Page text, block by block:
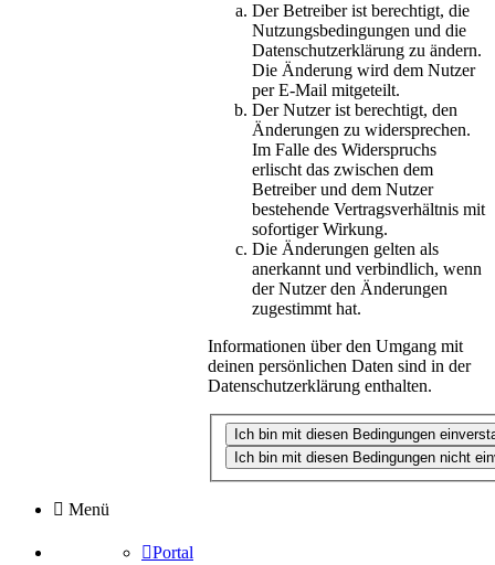
Der Betreiber ist berechtigt, die
Nutzungsbedingungen und die
Datenschutzerklärung zu ändern.
Die Änderung wird dem Nutzer
per E-Mail mitgeteilt.
Der Nutzer ist berechtigt, den
Änderungen zu widersprechen.
Im Falle des Widerspruchs
erlischt das zwischen dem
Betreiber und dem Nutzer
bestehende Vertragsverhältnis mit
sofortiger Wirkung.
Die Änderungen gelten als
anerkannt und verbindlich, wenn
der Nutzer den Änderungen
zugestimmt hat.
Informationen über den Umgang mit
deinen persönlichen Daten sind in der
Datenschutzerklärung enthalten.
Menü
Portal